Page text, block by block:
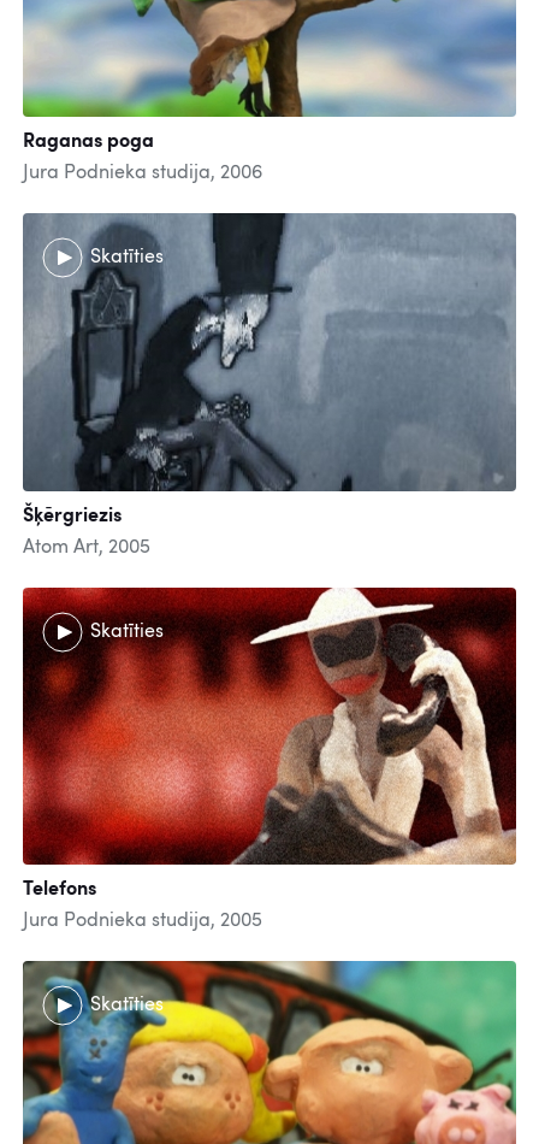
Raganas poga
Jura Podnieka studija, 2006
Skatīties
Šķērgriezis
Atom Art, 2005
Skatīties
Telefons
Jura Podnieka studija, 2005
Skatīties